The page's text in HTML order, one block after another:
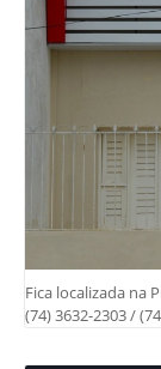
Fica localizada na
(74) 3632-2303 /